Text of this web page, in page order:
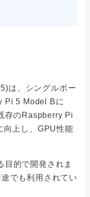
は、シングルボー
Pi 5 Model Bに
存のRaspberry Pi
向上し、GPU性能
的で開発されま
でも利用されてい